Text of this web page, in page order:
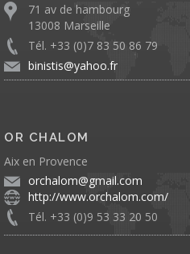
71 av de hambourg
13008 Marseille
Tél. +33 (0)7 83 50 86 79
binistis@yahoo.fr
OR CHALOM
Aix en Provence
orchalom@gmail.com
http://www.orchalom.com/
Tél. +33 (0)9 53 33 20 50